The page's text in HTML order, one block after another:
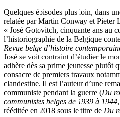
Quelques épisodes plus loin, dans
relatée par Martin Conway et Pieter
« José Gotovitch, cinquante ans au
l’historiographie de la Belgique
Revue belge d’histoire
José se voit contraint d’étudier le
adhère dès sa prime jeunesse plutôt
consacre de premiers travaux
clandestine. Il est l’auteur d’une
communiste pendant la guerre (Du
communistes belges de 1939 à 1944
rééditée en 2018 sous le titre de Du